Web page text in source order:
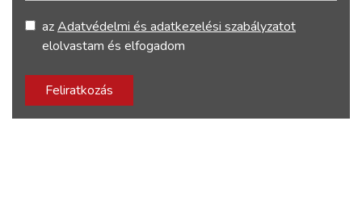
azAdatvédelmi és adatkezelési szabályzatot
elolvastam és elfogadom
Feliratkozás